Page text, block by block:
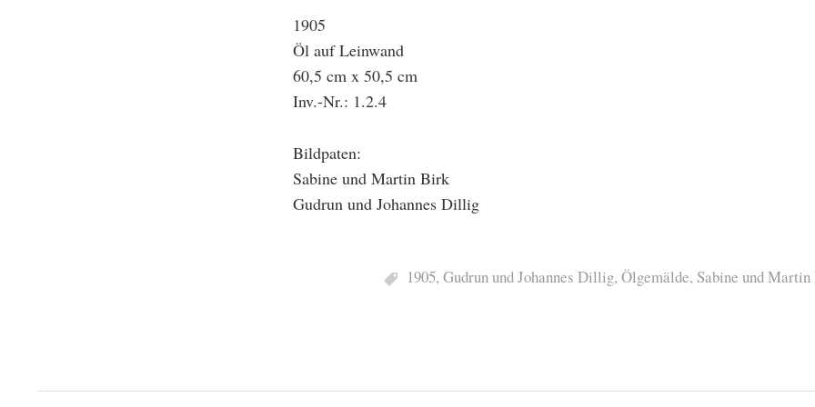
1905
Öl auf Leinwand
60,5 cm x 50,5 cm
Inv.-Nr.: 1.2.4
Bildpaten:
Sabine und Martin Birk
Gudrun und Johannes Dillig
1905, Gudrun und Johannes Dillig, Ölgemälde, Sabine und